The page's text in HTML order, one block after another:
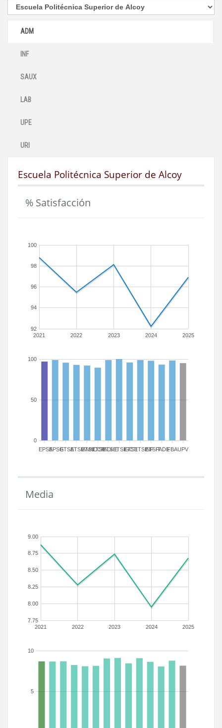
ADM
INF
SAUX
LAB
UPE
URI
Escuela Politécnica Superior de Alcoy
% Satisfacción
2021 2022 2023 2024 2025
92
94
96
98
100
EPSAEPSGETSAETSIAMN
ETSICCP
ETSIADI
ETSIEETSIGCT
ETSIIETSINFETSITFADEFBAUPV
0
50
100
Media
2021 2022 2023 2024 2025
7.75
8.00
8.25
8.50
8.75
9.00
5
10